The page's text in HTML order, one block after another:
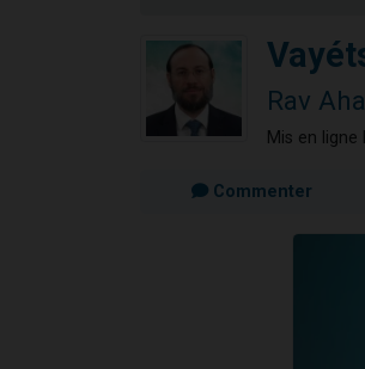
Rav
Mis en
Commenter